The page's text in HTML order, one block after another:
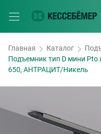
Главная Каталог
Подъемник тип D мини
650, АНТРАЦИТ/Никель